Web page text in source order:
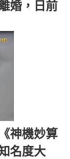
婚，日前
神機妙算
名度大